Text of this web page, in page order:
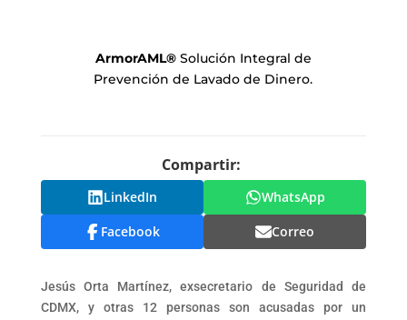
ArmorAML® Solución Integral de
Prevención de Lavado de Dinero.
Compartir:
LinkedIn
WhatsApp
Facebook
Correo
Jesús Orta Martínez, exsecretario de Seguridad de
CDMX, y otras 12 personas son acusadas por un